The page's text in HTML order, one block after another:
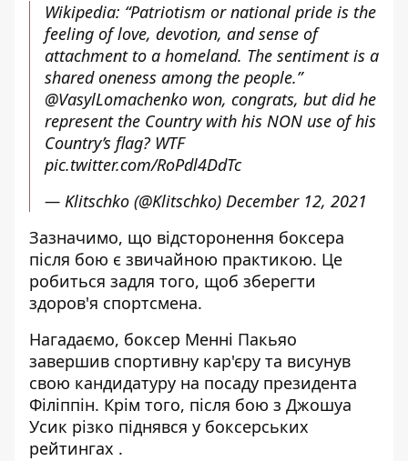
Wikipedia: “Patriotism or national pride is the
feeling of love, devotion, and sense of
attachment to a homeland. The sentiment is a
shared oneness among the people.”
@VasylLomachenko won, congrats, but did he
represent the Country with his NON use of his
Country’s flag? WTF
pic.twitter.com/RoPdl4DdTc
— Klitschko (@Klitschko) December 12, 2021
Зазначимо, що відсторонення боксера
після бою є звичайною практикою. Це
робиться задля того, щоб зберегти
здоров'я спортсмена.
Нагадаємо, боксер Менні Пакьяо
завершив спортивну кар'єру та висунув
свою кандидатуру на посаду президента
Філіппін. Крім того, після бою з Джошуа
Усик різко піднявся у боксерських
рейтингах .